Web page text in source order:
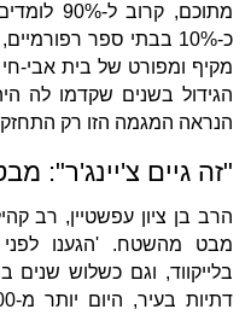
מתוכם,
כ-10% בבתי ספר
מקיף ומפורט של בית אבי-
הגידול בשנים שקדמו לה
הנראה המגמה הזו רק
"זה גיים צ'יינג'ר":
הרב בן ציון עפשטיין, רב